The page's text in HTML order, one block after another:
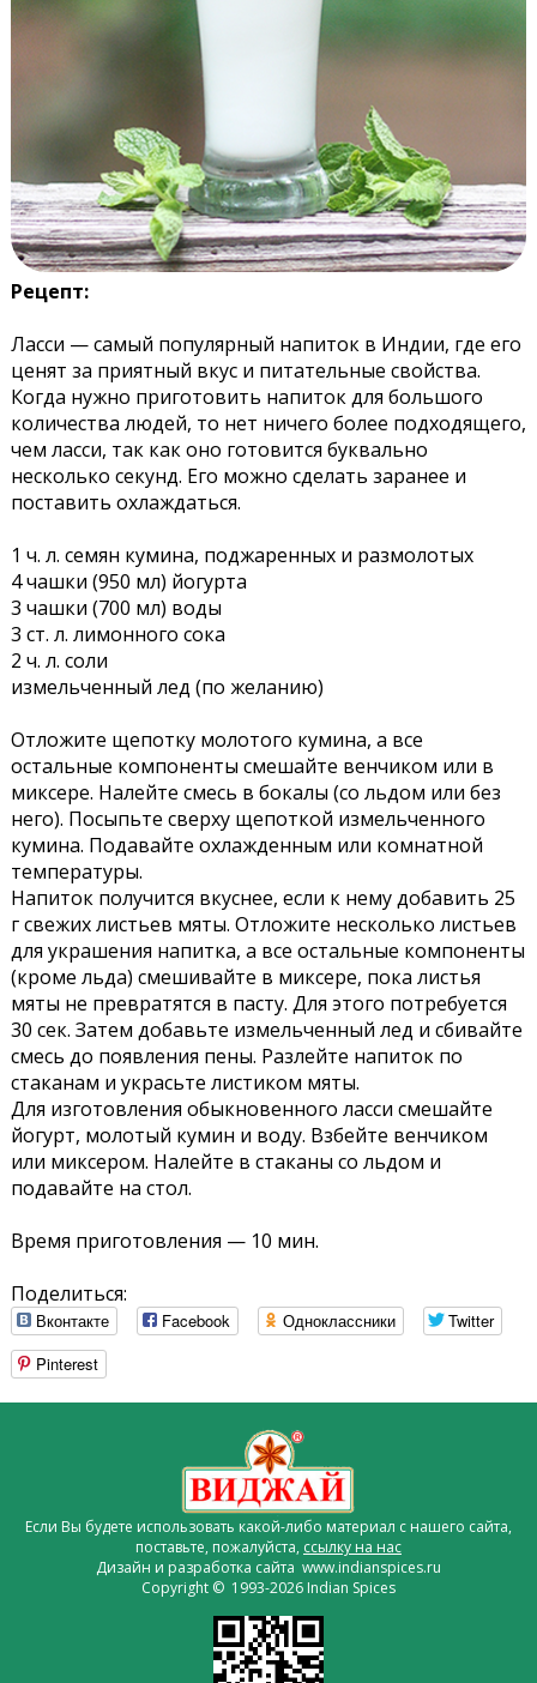
Рецепт:
Ласси — самый популярный напиток в Индии, где его
ценят за приятный вкус и питательные свойства.
Когда нужно приготовить напиток для большого
количества людей, то нет ничего более подходящего,
чем ласси, так как оно готовится буквально
несколько секунд. Его можно сделать заранее и
поставить охлаждаться.
1 ч. л. семян кумина, поджаренных и размолотых
4 чашки (950 мл) йогурта
3 чашки (700 мл) воды
3 ст. л. лимонного сока
2 ч. л. соли
измельченный лед (по желанию)
Отложите щепотку молотого кумина, а все
остальные компоненты смешайте венчиком или в
миксере. Налейте смесь в бокалы (со льдом или без
него). Посыпьте сверху щепоткой измельченного
кумина. Подавайте охлажденным или комнатной
температуры.
Напиток получится вкуснее, если к нему добавить 25
г свежих листьев мяты. Отложите несколько листьев
для украшения напитка, а все остальные компоненты
(кроме льда) смешивайте в миксере, пока листья
мяты не превратятся в пасту. Для этого потребуется
30 сек. Затем добавьте измельченный лед и сбивайте
смесь до появления пены. Разлейте напиток по
стаканам и украсьте листиком мяты.
Для изготовления обыкновенного ласси смешайте
йогурт, молотый кумин и воду. Взбейте венчиком
или миксером. Налейте в стаканы со льдом и
подавайте на стол.
Время приготовления — 10 мин.
Поделиться:
Вконтакте Facebook Одноклассники
Twitter
Pinterest
Если Вы будете использовать какой-либо материал с нашего сайта,
поставьте, пожалуйста, ссылку на нас
Дизайн и разработка сайта www.indianspices.ru
Copyright © 1993-2026 Indian Spices